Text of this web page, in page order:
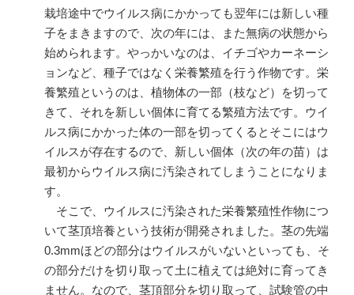
栽培途中でウイルス病にかかっても翌年には新しい種
子をまきますので、次の年には、また無病の状態から
始められます。やっかいなのは、イチゴやカーネーシ
ョンなど、種子ではなく栄養繁殖を行う作物です。栄
養繁殖というのは、植物体の一部（枝など）を切って
きて、それを新しい個体に育てる繁殖方法です。ウイ
ルス病にかかった体の一部を切ってくるとそこにはウ
イルスが存在するので、新しい個体（次の年の苗）は
最初からウイルス病に汚染されてしまうことになりま
す。
そこで、ウイルスに汚染された栄養繁殖性作物につ
いて茎頂培養という技術が開発されました。茎の先端
0.3mmほどの部分はウイルスがいないといっても、そ
の部分だけを切り取って土に植えては絶対に育ってき
ません。なので、茎頂部分を切り取って、試験管の中